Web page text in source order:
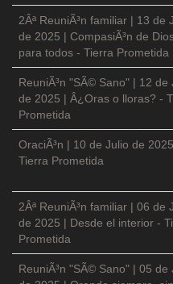
2Âª ReuniÃ³n familiar | 13 de
de 2025 | CompasiÃ³n de
para todos - Tierra Prometida
ReuniÃ³n "SÃ© Sano" | 12 de
de 2025 | Â¿Oras o lloras? -
Prometida
OraciÃ³n | 10 de Julio de
Tierra Prometida
2Âª ReuniÃ³n familiar | 06 de
de 2025 | Desde el interior -
Prometida
ReuniÃ³n "SÃ© Sano" | 05 de